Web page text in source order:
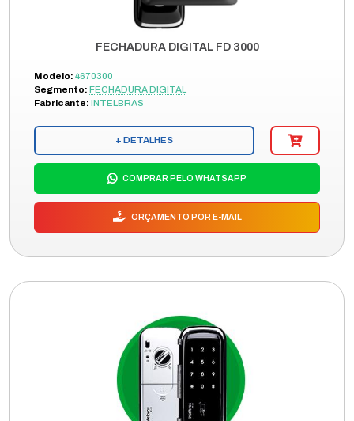
FECHADURA DIGITAL FD 3000
Modelo: 4670300
Segmento: FECHADURA DIGITAL
Fabricante: INTELBRAS
+ DETALHES
COMPRAR PELO WHATSAPP
ORÇAMENTO POR E-MAIL